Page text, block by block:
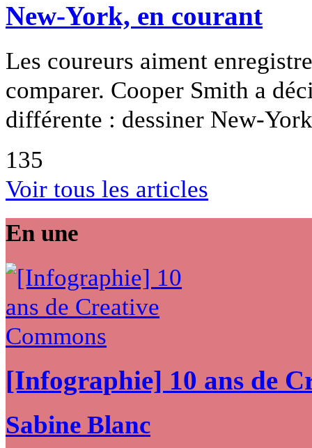
New-York, en courant
Les coureurs aiment
comparer. Cooper Smith a
différente : dessiner New-
135
Voir tous les articles
En une
[Infographie] 10 ans de
Sabine Blanc